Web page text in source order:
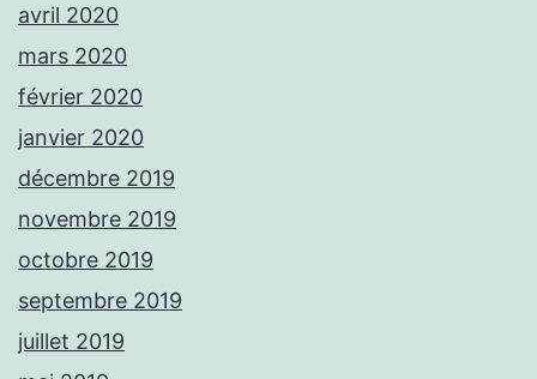
avril 2020
mars 2020
février 2020
janvier 2020
décembre 2019
novembre 2019
octobre 2019
septembre 2019
juillet 2019